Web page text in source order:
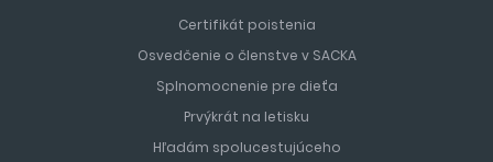
Certifikát poistenia
Osvedčenie o členstve v SACKA
Splnomocnenie pre dieťa
Prvýkrát na letisku
Hľadám spolucestujúceho